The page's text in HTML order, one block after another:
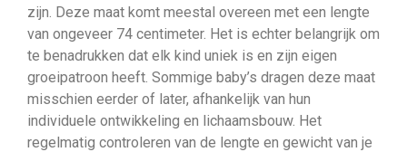
zijn. Deze maat komt meestal overeen met een lengte
van ongeveer 74 centimeter. Het is echter belangrijk om
te benadrukken dat elk kind uniek is en zijn eigen
groeipatroon heeft. Sommige baby’s dragen deze maat
misschien eerder of later, afhankelijk van hun
individuele ontwikkeling en lichaamsbouw. Het
regelmatig controleren van de lengte en gewicht van je